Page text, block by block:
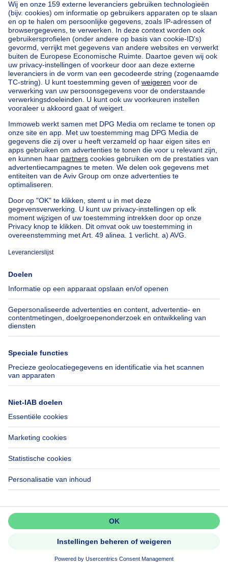
Activeer alert
€ 2.000/maand2000€ per maand
Commerciële panden
220m²vierkante meters
8490 Jabbeke
Kantoor- of handelsruimte van 220
m² met parkeerplaatsen ..
€ 3.250 (+ € 100)3250€ + 100€ per maand
217m²vierkante meters
8400 Oostende
Handelsgelijkvloers 217m² + 6
Activeer meldingen en wees als
eerste op de hoogte van nieuwe